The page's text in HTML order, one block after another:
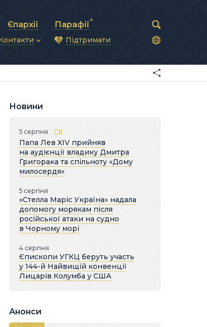
рада
Єпархії Парафії
Єпископів
Патріарша курія
Підтримати
Новини
5 серпня
Папа Лев XIV прийняв
на аудієнції владику Дмитра
Григорака та спільноту «Дому
милосердя»
5 серпня
«Стелла Маріс Україна» надала
допомогу морякам після
російської атаки на судно
в Чорному морі
4 серпня
Єпископи УГКЦ беруть участь
у 144-й Найвищій конвенції
Лицарів Колумба у США
Анонси